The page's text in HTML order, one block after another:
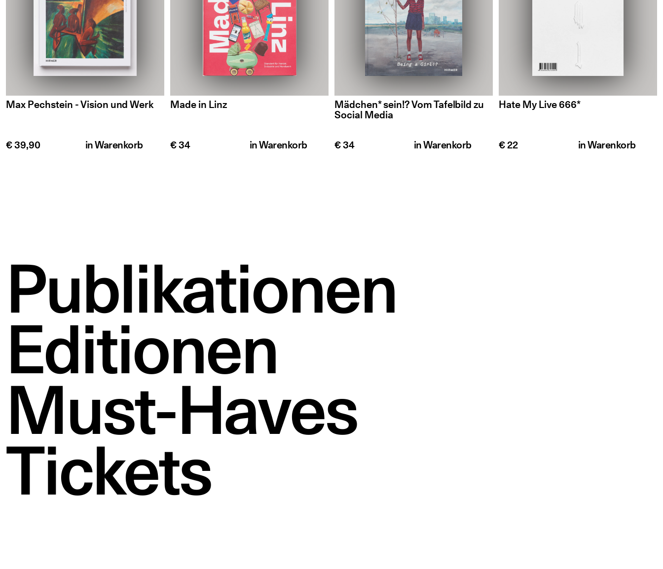
Max Pechstein - Vision und Werk
€ 39,90 inWarenkorb
Made in Linz
€ 34 inWarenkorb
Mädchen* sein!? Vom Tafelbild zu
Social Media
€ 34 inWarenkorb
Hate My Live 666*
€ 22 inWarenkorb
Publikationen
Editionen
Must-Haves
Tickets